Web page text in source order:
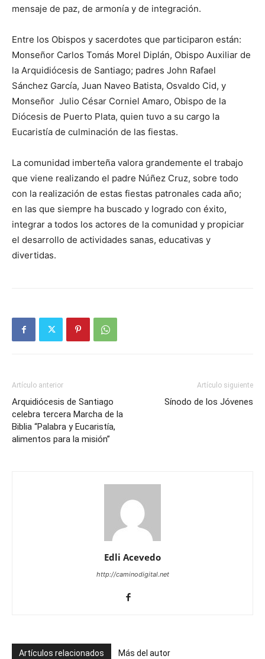
mensaje de paz, de armonía y de integración.
Entre los Obispos y sacerdotes que participaron están:
Mon­señor Carlos Tomás Morel Diplán, Obispo Auxiliar de
la Arqui­diócesis de Santiago; padres John Rafael
Sánchez García, Juan Naveo Batista, Osval­do Cid, y
Monseñor Julio César Corniel Amaro, Obispo de la
Diócesis de Puerto Plata, quien tuvo a su cargo la
Eucaristía de culminación de las fiestas.
La comunidad im­berteña valora gran­demente el trabajo
que viene realizando el padre Núñez Cruz, sobre todo
con la rea­lización de estas fiestas patronales cada año;
en las que siempre ha buscado y logrado con éxito,
integrar a todos los actores de la comunidad y propiciar
el desarrollo de actividades sanas, educativas y
divertidas.
Artículo anterior
Arquidiócesis de Santiago
celebra tercera Marcha de la
Biblia “Palabra y Eucaristía,
alimentos para la misión”
Artículo siguiente
Sínodo de los Jóvenes
Edli Acevedo
http://caminodigital.net
Artículos relacionados Más del autor